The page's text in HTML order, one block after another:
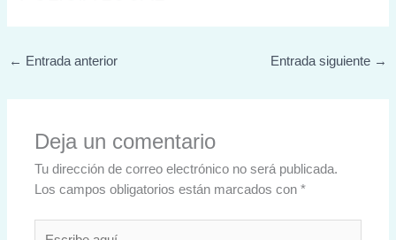
← Entrada anterior Entrada siguiente →
Deja un comentario
Tu dirección de correo electrónico no será publicada.
Los campos obligatorios están marcados con*